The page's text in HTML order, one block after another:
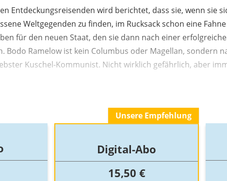
Entdeckungsreisenden wird berichtet, dass sie, wenn sie
Weltgegenden zu finden, im Rucksack schon eine
für den neuen Staat, den sie dann nach einer
Bodo Ramelow ist kein Columbus oder Magellan, sondern
Kuschel-Kommunist. Nicht wirklich gefährlich, aber
Unsere Empfehlung
Digital-Abo
15,50 €